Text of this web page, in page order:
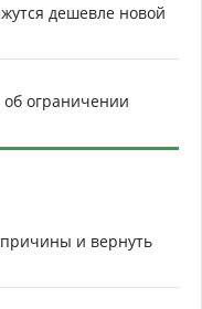
дешевле новой
ограничении
причины и вернуть